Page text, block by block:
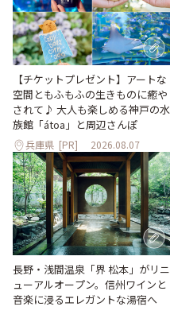
【チケットプレゼント】アートな
空間ともふもふの生きものに癒や
されて♪ 大人も楽しめる神戸の水
族館「átoa」と周辺さんぽ
兵庫県 [PR] 2026.08.07
長野・浅間温泉「界 松本」がリニ
ューアルオープン。信州ワインと
音楽に浸るエレガントな湯宿へ